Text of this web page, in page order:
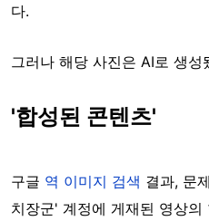
다.
그러나 해당 사진은 AI로 생성
'합성된 콘텐츠'
구글 역 이미지 검색 결과, 문
치장군' 계정에 게재된 영상